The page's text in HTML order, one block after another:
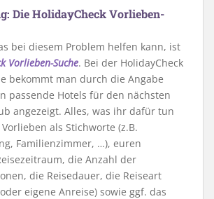
Die HolidayCheck Vorlieben-
bei diesem Problem helfen kann, ist
Vorlieben-Suche. Bei der HolidayCheck
bekommt man durch die Angabe
passende Hotels für den nächsten
angezeigt. Alles, was ihr dafür tun
als Stichworte (z.B.
Familienzimmer, …), euren
die Anzahl der
die Reisedauer, die Reiseart
eigene Anreise) sowie ggf. das